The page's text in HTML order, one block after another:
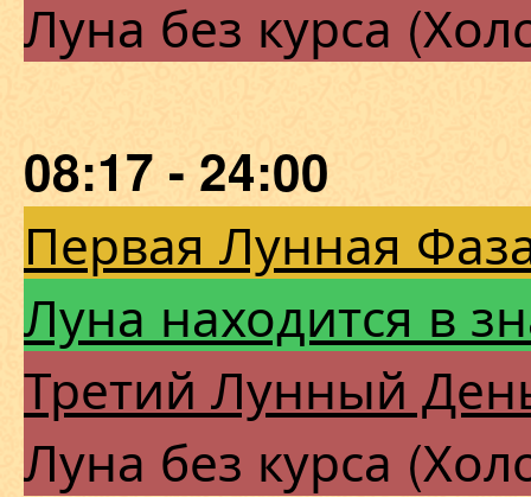
Луна без курса
08:17 - 24:00
Первая Лунная
Луна находится в
Третий Лунный
Луна без курса